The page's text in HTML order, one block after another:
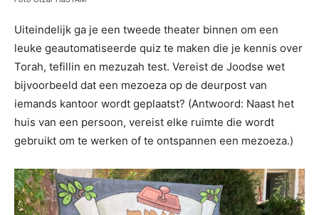
Uiteindelijk ga je een tweede theater binnen om een ​​
leuke geautomatiseerde quiz te maken die je kennis over
Torah, tefillin en mezuzah test. Vereist de Joodse wet
bijvoorbeeld dat een mezoeza op de deurpost van
iemands kantoor wordt geplaatst? (Antwoord: Naast het
huis van een persoon, vereist elke ruimte die wordt
gebruikt om te werken of te ontspannen een mezoeza.)